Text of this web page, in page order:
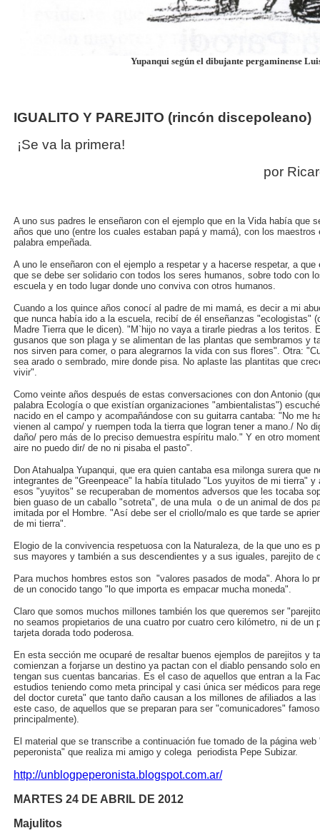
Yupanqui según el dibujante pergaminense
IGUALITO Y PAREJITO (rincón discepoleano)
¡Se va la
por Ricardo Luis
A uno sus padres le enseñaron con el ejemplo que en la Vida había que
años que uno (entre los cuales estaban papá y mamá), con los
palabra empeñada.
A uno le enseñaron con el ejemplo a respetar y a hacerse respetar, a
que se debe ser solidario con todos los seres humanos, sobre todo con
escuela y en todo lugar donde uno conviva con otros humanos.
Cuando a los quince años conocí al padre de mi mamá, es decir a mi
que nunca había ido a la escuela, recibí de él enseñanzas "ecologistas"
Madre Tierra que le dicen). "M`hijo no vaya a tirarle piedras a los teritos.
gusanos que son plaga y se alimentan de las plantas que sembramos y
nos sirven para comer, o para alegrarnos la vida con sus flores". Otra:
sea arado o sembrado, mire donde pisa. No aplaste las plantitas que
vivir".
Como veinte años después de estas conversaciones con don Antonio
palabra Ecología o que existían organizaciones "ambientalistas")
nacido en el campo y acompañándose con su guitarra cantaba: "No me
vienen al campo/ y ruempen toda la tierra que logran tener a mano./ No
daño/ pero más de lo preciso demuestra espíritu malo." Y en otro
aire no puedo dir/ de no ni pisaba el pasto".
Don Atahualpa Yupanqui, que era quien cantaba esa milonga surera que
integrantes de "Greenpeace" la había titulado "Los yuyitos de mi tierra" y
esos "yuyitos" se recuperaban de momentos adversos que les tocaba
bien guaso de un caballo "sotreta", de una mula o de un animal de dos
imitada por el Hombre. "Así debe ser el criollo/malo es que tarde se
de mi tierra".
Elogio de la convivencia respetuosa con la Naturaleza, de la que uno es
sus mayores y también a sus descendientes y a sus iguales, parejito de
Para muchos hombres estos son "valores pasados de moda". Ahora lo
de un conocido tango "lo que importa es empacar mucha moneda".
Claro que somos muchos millones también los que queremos ser
no seamos propietarios de una cuatro por cuatro cero kilómetro, ni de un
tarjeta dorada todo poderosa.
En esta sección me ocuparé de resaltar buenos ejemplos de parejitos y
comienzan a forjarse un destino ya pactan con el diablo pensando solo
tengan sus cuentas bancarias. Es el caso de aquellos que entran a la
estudios teniendo como meta principal y casi única ser médicos para
del doctor cureta" que tanto daño causan a los millones de afiliados a
este caso, de aquellos que se preparan para ser "comunicadores"
principalmente).
El material que se transcribe a continuación fue tomado de la página web
peperonista" que realiza mi amigo y colega periodista Pepe Subizar.
http://unblogpeperonista.blogspot.com.ar/
MARTES 24 DE ABRIL DE 2012
Majulitos